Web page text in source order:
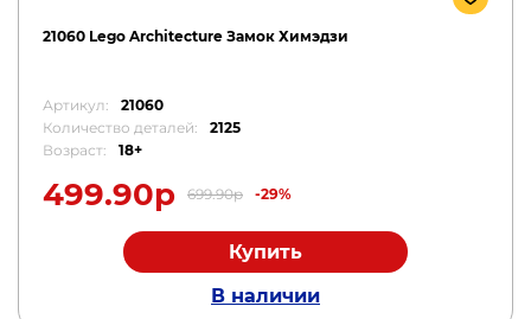
21060 Lego Architecture Замок Химэдзи
Артикул:
21060
Количество деталей:
2125
Возраст:
18+
499.90р 699.90р -29%
Купить
В наличии